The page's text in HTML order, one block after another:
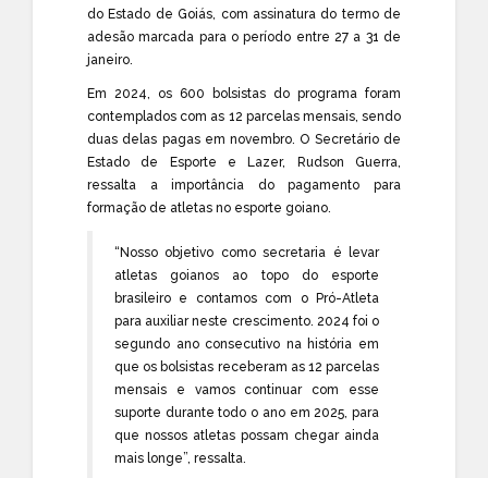
do Estado de Goiás, com assinatura do termo de
adesão marcada para o período entre 27 a 31 de
janeiro.
Em 2024, os 600 bolsistas do programa foram
contemplados com as 12 parcelas mensais, sendo
duas delas pagas em novembro. O Secretário de
Estado de Esporte e Lazer, Rudson Guerra,
ressalta a importância do pagamento para
formação de atletas no esporte goiano.
“Nosso objetivo como secretaria é levar
atletas goianos ao topo do esporte
brasileiro e contamos com o Pró-Atleta
para auxiliar neste crescimento. 2024 foi o
segundo ano consecutivo na história em
que os bolsistas receberam as 12 parcelas
mensais e vamos continuar com esse
suporte durante todo o ano em 2025, para
que nossos atletas possam chegar ainda
mais longe”, ressalta.